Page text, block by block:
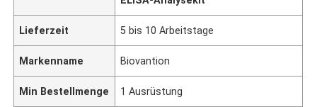
Lieferzeit 5 bis 10 Arbeitstage
Markenname Biovantion
Min Bestellmenge 1 Ausrüstung